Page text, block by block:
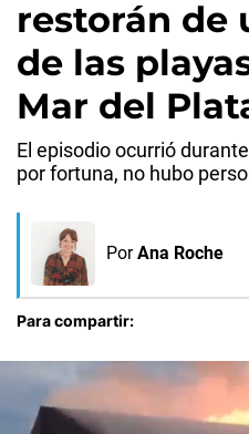
restorán de
de las
Mar del
El episodio ocurrió
por fortuna, no hubo
Por Ana Roche
Para compartir: